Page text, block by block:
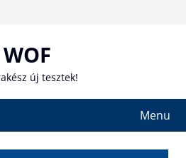
WOF
új tesztek!
Menu